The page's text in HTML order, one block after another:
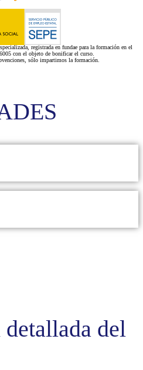
registrada en fundae para la formación en el
con el objeto de bonificar el curso.
sólo impartimos la formación.
del